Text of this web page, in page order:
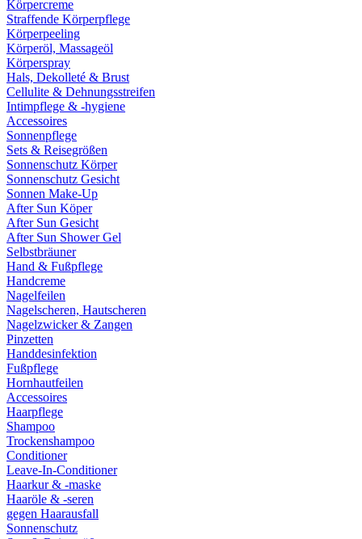
Körpercreme
Straffende Körperpflege
Körperpeeling
Körperöl, Massageöl
Körperspray
Hals, Dekolleté & Brust
Cellulite & Dehnungsstreifen
Intimpflege & -hygiene
Accessoires
Sonnenpflege
Sets & Reisegrößen
Sonnenschutz Körper
Sonnenschutz Gesicht
Sonnen Make-Up
After Sun Köper
After Sun Gesicht
After Sun Shower Gel
Selbstbräuner
Hand & Fußpflege
Handcreme
Nagelfeilen
Nagelscheren, Hautscheren
Nagelzwicker & Zangen
Pinzetten
Handdesinfektion
Fußpflege
Hornhautfeilen
Accessoires
Haarpflege
Shampoo
Trockenshampoo
Conditioner
Leave-In-Conditioner
Haarkur & -maske
Haaröle & -seren
gegen Haarausfall
Sonnenschutz